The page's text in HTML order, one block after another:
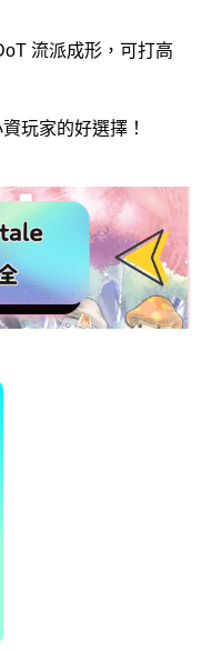
流派成形， 可打高
資玩家的好選擇！